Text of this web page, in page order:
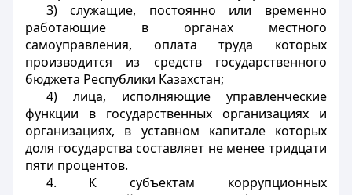
3) служащие, постоянно или временно
работающие в органах местного
самоуправления, оплата труда которых
производится из средств государственного
бюджета Республики Казахстан;
4) лица, исполняющие управленческие
функции в государственных организациях и
организациях, в уставном капитале которых
доля государства составляет не менее тридцати
пяти процентов.
4. К субъектам коррупционных